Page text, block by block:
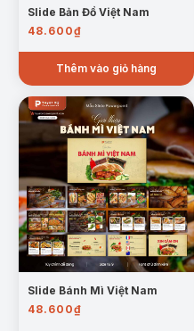
Slide Bản Đồ Việt Nam
48.600₫
Thêm vào giỏ hàng
Slide Bánh Mì Việt Nam
48.600₫